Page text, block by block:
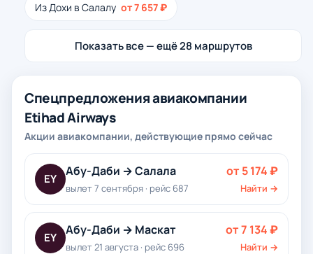
Из Дохи в Салалу от 7 657 ₽
Показать все — ещё 28 маршрутов
Спецпредложения авиакомпании
Etihad Airways
Акции авиакомпании, действующие прямо сейчас
EY
Абу-Даби → Салала
вылет 7 сентября · рейс 687
от 5 174 ₽
Найти →
EY
Абу-Даби → Маскат
вылет 21 августа · рейс 696
от 7 134 ₽
Найти →